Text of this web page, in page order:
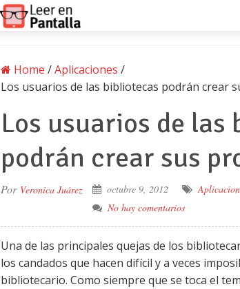
Home /Aplicaciones /
Los usuarios de las bibliotecas podrán crear
Los usuarios de las
podrán crear sus
Por Veronica Juárez octubre 9, 2012
No hay comentarios
Una de las principales quejas de los
los candados que hacen difícil y a veces
bibliotecario. Como siempre que se toca el